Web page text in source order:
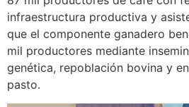
infraestructura productiva y
que el componente ganadero
mil productores mediante
genética, repoblación bovina y
pasto.